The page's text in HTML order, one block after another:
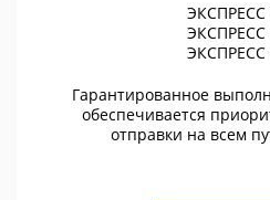
ЭКСПРЕСС
ЭКСПРЕСС
ЭКСПРЕСС
Гарантированное
обеспечивается
отправки на всем